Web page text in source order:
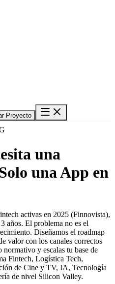
Proyecto
una
una App en
activas en 2025 (Finnovista),
años. El problema no es el
Diseñamos el roadmap
valor con los canales correctos
y escalas tu base de
Fintech, Logística Tech,
de Cine y TV, IA, Tecnología
de nivel Silicon Valley.